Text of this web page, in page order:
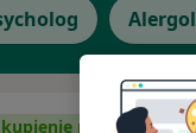
na pacjencie